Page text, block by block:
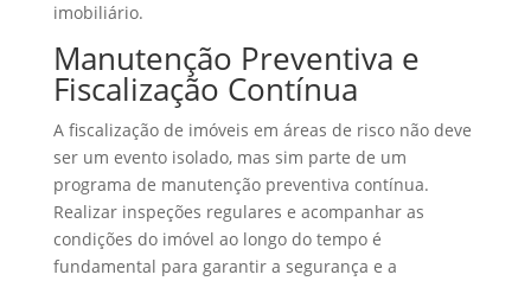
imobiliário.
Manutenção Preventiva e
Fiscalização Contínua
A fiscalização de imóveis em áreas de risco não deve
ser um evento isolado, mas sim parte de um
programa de manutenção preventiva contínua.
Realizar inspeções regulares e acompanhar as
condições do imóvel ao longo do tempo é
fundamental para garantir a segurança e a